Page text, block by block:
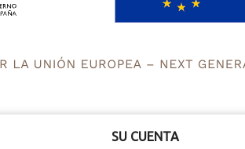
SU CUENTA